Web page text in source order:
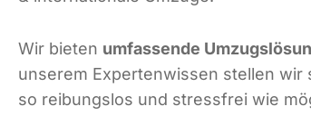
Wir bieten umfassende
unserem Expertenwissen stellen wir
so reibungslos und stressfrei wie